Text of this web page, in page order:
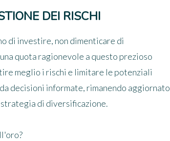
DEI RISCHI
di investire, non dimenticare di
quota ragionevole a questo prezioso
meglio i rischi e limitare le potenziali
decisioni informate, rimanendo aggiornato
di diversificazione.